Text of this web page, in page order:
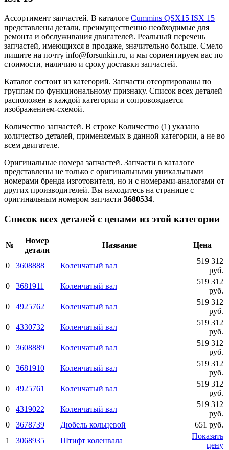
Ассортимент запчастей. В каталоге Cummins QSX15 ISX 15
представлены детали, преимущественно необходимые для
ремонта и обслуживания двигателей. Реальный перечень
запчастей, имеющихся в продаже, значительно больше. Смело
пишите на почту info@forsunkin.ru, и мы сориентируем вас по
стоимости, наличию и сроку доставки запчастей.
Каталог состоит из категорий. Запчасти отсортированы по
группам по функциональному признаку. Список всех деталей
расположен в каждой категории и сопровождается
изображением-схемой.
Количество запчастей. В строке Количество (1) указано
количество деталей, применяемых в данной категории, а не во
всем двигателе.
Оригинальные номера запчастей. Запчасти в каталоге
представлены не только с оригинальными уникальными
номерами бренда изготовителя, но и с номерами-аналогами от
других производителей. Вы находитесь на странице с
оригинальным номером запчасти 3680534.
Список всех деталей с ценами из этой категории
№
Номер
детали
Название Цена
0 3608888 Коленчатый вал
519 312
руб.
0
3681911 Коленчатый вал
519 312
руб.
0
4925762 Коленчатый вал
519 312
руб.
0
4330732 Коленчатый вал
519 312
руб.
0
3608889 Коленчатый вал
519 312
руб.
0
3681910 Коленчатый вал
519 312
руб.
0
4925761 Коленчатый вал
519 312
руб.
0
4319022 Коленчатый вал
519 312
руб.
0
3678739 Дюбель кольцевой
651 руб.
1
3068935 Штифт коленвала
Показать
цену